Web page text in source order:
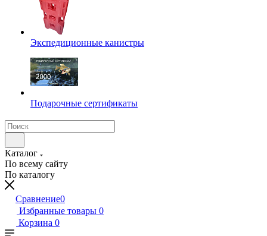
Экспедиционные канистры
Подарочные сертификаты
Каталог
По всему сайту
По каталогу
Сравнение0
Избранные товары 0
Корзина 0